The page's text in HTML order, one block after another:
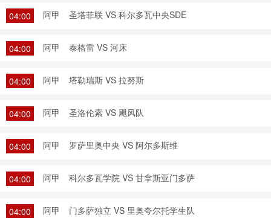
04:00 阿甲 圣塔菲联 VS 科尔多瓦中央SDE
04:00 阿甲 泰格雷 VS 河床
04:00 阿甲 塔勒瑞斯 VS 拉努斯
04:00 阿甲 圣洛伦索 VS 飓风队
04:00 阿甲 罗萨里奥中央 VS 阿尔多斯维
04:00 阿甲 科尔多瓦学院 VS 甘拿斯亚门多萨
04:00 阿甲 门多萨独立 VS 里奥夸尔托学生队